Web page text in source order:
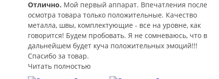
Отлично. Мой первый аппарат. Впечатления после
осмотра товара только положительные. Качество
металла, швы, комплектующие - все на уровне, как
говорится! Будем пробовать. Я не сомневаюсь, что в
дальнейшем будет куча положительных эмоций!!!
Спасибо за товар.
Читать полностью